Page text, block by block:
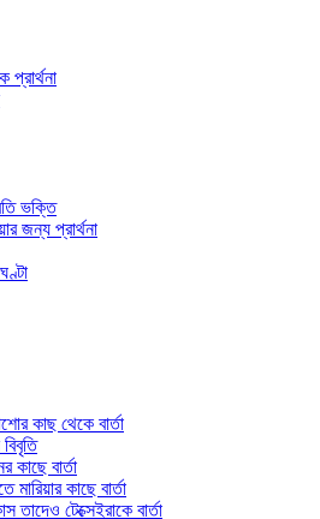
ভক্তি
জন্য প্রার্থনা
কাছ থেকে বার্তা
কাছে বার্তা
কাছে বার্তা
তাদেও টেক্সেইরাকে বার্তা